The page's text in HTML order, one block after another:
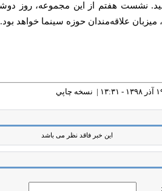
علاقه‌مندان حوزه سینما خواهد بود.
نسخه چاپي
این خبر فاقد نظر می باشد